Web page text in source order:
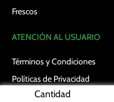
Cantidad
Frescos
ATENCIÓN AL USUARIO
Términos y Condiciones
Políticas de Privacidad
Políticas de cookies